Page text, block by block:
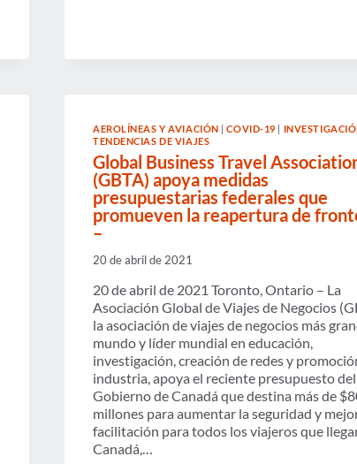
AEROLÍNEAS Y AVIACIÓN |COVID-19
TENDENCIAS DE VIAJES
Global Business Travel
(GBTA) apoya medidas
presupuestarias federales que
promueven la reapertura de
–
20 de abril de 2021
20 de abril de 2021 Toronto, Ontario – La
Asociación Global de Viajes de Negocios
la asociación de viajes de negocios más
mundo y líder mundial en educación,
investigación, creación de redes y
industria, apoya el reciente presupuesto del
Gobierno de Canadá que destina más de
millones para aumentar la seguridad y
facilitación para todos los viajeros que
Canadá,…